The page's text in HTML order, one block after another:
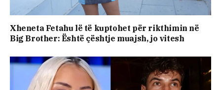
Xheneta Fetahu lë të kuptohet për rikthimin në
Big Brother: Është çështje muajsh, jo vitesh